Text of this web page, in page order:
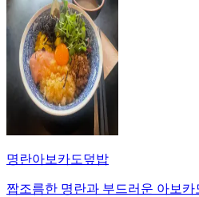
명란아보카도덮밥
짭조름한 명란과 부드러운 아보